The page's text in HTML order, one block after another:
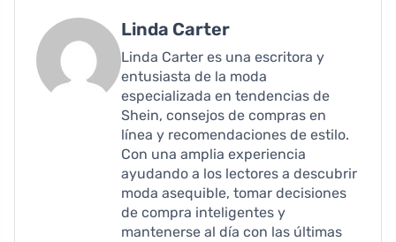
Linda Carter
Linda Carter es una escritora y
entusiasta de la moda
especializada en tendencias de
Shein, consejos de compras en
línea y recomendaciones de estilo.
Con una amplia experiencia
ayudando a los lectores a descubrir
moda asequible, tomar decisiones
de compra inteligentes y
mantenerse al día con las últimas